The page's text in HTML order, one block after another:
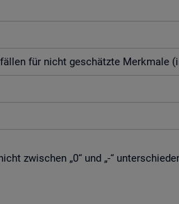
für nicht ge­schätz­te Merk­ma­le
zwi­schen „0“ und „-“